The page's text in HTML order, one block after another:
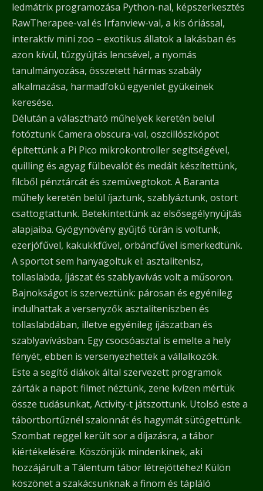
ledmátrix programozása Python-nal, képszerkesztés
RawTherapee-val és Irfanview-val, a kis óriással,
interaktív mini zoo – exotikus állatok a lakásban és
azon kívül, tűzgyújtás lencsével, a nyomás
tanulmányozása, összetett hármas szabály
alkalmazása, harmadfokú egyenlet gyükeinek
keresése.
Délután a választható műhelyek keretén belül
fotóztunk Camera obscura-val, oszcillószkópot
építettünk a Pi Pico mikrokontroller segítségével,
quilling és agyag fülbevalót és medált készítettünk,
filcből pénztárcát és szemüvegtokot. A Baranta
műhely keretén belül íjaztunk, szablyáztunk, ostort
csattogtattunk. Betekintettünk az elsősegélynyújtás
alapjaiba. Gyógynövény gyűjtő túrán is voltunk,
ezerjófűvel, kakukkfűvel, orbáncfűvel ismerkedtünk.
A sportot sem hanyagoltuk el: asztalitenisz,
tollaslabda, íjászat és szablyavívás volt a műsoron.
Bajnokságot is szerveztünk: párosan és egyénileg
indulhattak a versenyzők asztaliteniszben és
tollaslabdában, illetve egyénileg íjászatban és
szablyavívásban. Egy csocsóasztal is emelte a hely
fényét, ebben is versenyezhettek a vállalkozók.
Este a segítő diákok által szervezett programok
zárták a napot: filmet néztünk, zene kvízen mértük
össze tudásunkat, Activity-t játszottunk. Utolsó este a
tábortbortűznél szalonnát és hagymát sütögettünk.
Szombat reggel került sor a díjazásra, a tábor
kiértékelésére. Köszönjük mindenkinek, aki
hozzájárult a Tálentum tábor létrejöttéhez! Külön
köszönet a szakácsunknak a finom és tápláló